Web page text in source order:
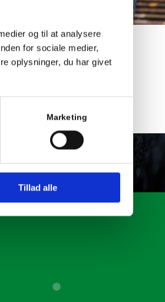
og til at analysere
for sociale medier,
oplysninger, du har givet
Marketing
Tillad alle